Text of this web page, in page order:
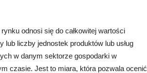
odnosi się do całkowitej wartości
lub liczby jednostek produktów lub usług
w danym sektorze gospodarki w
czasie. Jest to miara, która pozwala ocenić